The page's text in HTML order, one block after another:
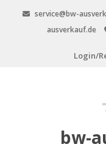
service@bw-
ausverkauf.de
Login/
bw-